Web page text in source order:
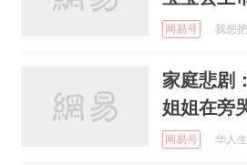
网易号 我想
家庭悲剧
姐姐在旁
网易号 华人